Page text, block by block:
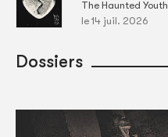
The Haunted Youth
le 14 juil. 2026
Dossiers